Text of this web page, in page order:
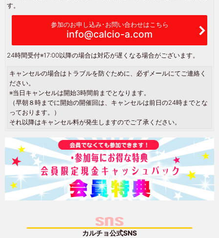
す。
参加のお申し込み･お問い合わせはこちら
info@calcio-a.com
24時間受付※17:00以降の場合は対応が遅くなる場合がございます。
キャンセルの場合はトラブルを防ぐために、必ずメールにてご連絡く
ださい。
※当日キャンセルは開始3時間前までとなります。
（早朝８時までに開始の開催回は、キャンセルは前日の24時までとな
っております。）
それ以降はキャンセル料が発生しますのでご了承ください。
SNS
カルチョ公式SNS